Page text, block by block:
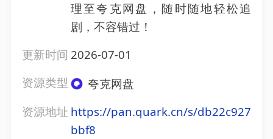
理至夸克网盘，随时随地轻松追
剧，不容错过！
更新时间 2026-07-01
资源类型
夸克网盘
资源地址 https://pan.quark.cn/s/db22c927
bbf8